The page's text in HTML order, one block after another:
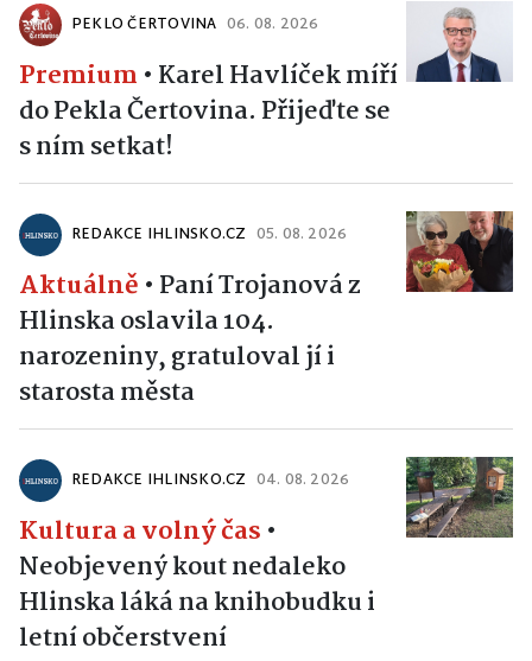
PEKLO ČERTOVINA 06. 08. 2026
Premium • Karel Havlíček míří
do Pekla Čertovina. Přijeďte se
s ním setkat!
REDAKCE IHLINSKO.CZ 05. 08. 2026
Aktuálně • Paní Trojanová z
Hlinska oslavila 104.
narozeniny, gratuloval jí i
starosta města
REDAKCE IHLINSKO.CZ 04. 08. 2026
Kultura a volný čas •
Neobjevený kout nedaleko
Hlinska láká na knihobudku i
letní občerstvení